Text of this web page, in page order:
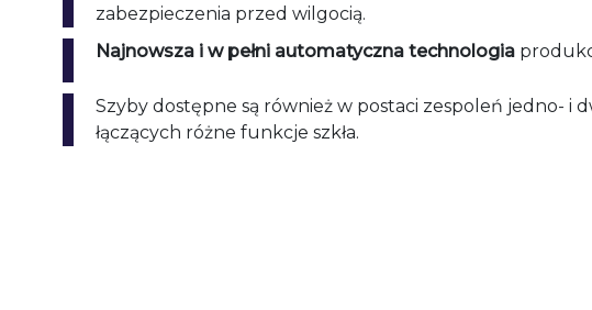
zabezpieczenia przed wilgocią.
Najnowsza i w pełni automatyczna technologia
Szyby dostępne są również w postaci zespoleń jedno- i
łączących różne funkcje szkła.